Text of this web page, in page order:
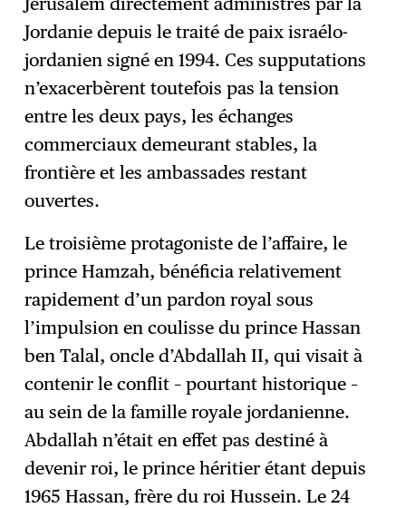
Jordanie depuis le traité de paix israélo-
jordanien signé en 1994. Ces supputations
n’exacerbèrent toutefois pas la tension
entre les deux pays, les échanges
commerciaux demeurant stables, la
frontière et les ambassades restant
ouvertes.
Le troisième protagoniste de l’affaire, le
prince Hamzah, bénéficia relativement
rapidement d’un pardon royal sous
l’impulsion en coulisse du prince Hassan
ben Talal, oncle d’Abdallah II, qui visait à
contenir le conflit – pourtant historique –
au sein de la famille royale jordanienne.
Abdallah n’était en effet pas destiné à
devenir roi, le prince héritier étant depuis
1965 Hassan, frère du roi Hussein. Le 24